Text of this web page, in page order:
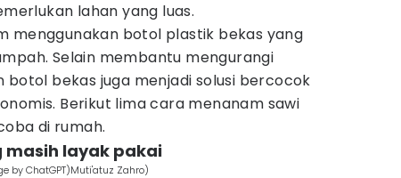
lahan yang luas.
menggunakan botol plastik bekas yang
Selain membantu mengurangi
botol bekas juga menjadi solusi bercocok
Berikut lima cara menanam sawi
di rumah.
masih layak pakai
by ChatGPT)Muti'atuz Zahro)